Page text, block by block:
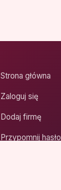
Strona główna
Zaloguj się
Dodaj firmę
Przypomnij hasło